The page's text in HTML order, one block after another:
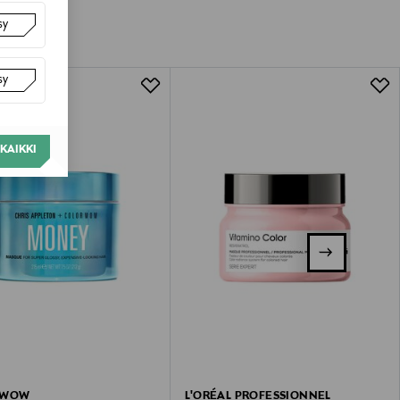
koosta riippuen
valittuun osoitteeseen.
L'ORÉAL PROFESSIONNEL